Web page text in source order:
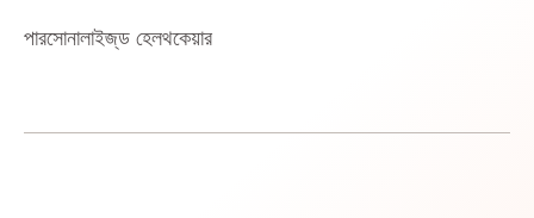
পারসোনালাইজ্‌ড হেলথকেয়ার